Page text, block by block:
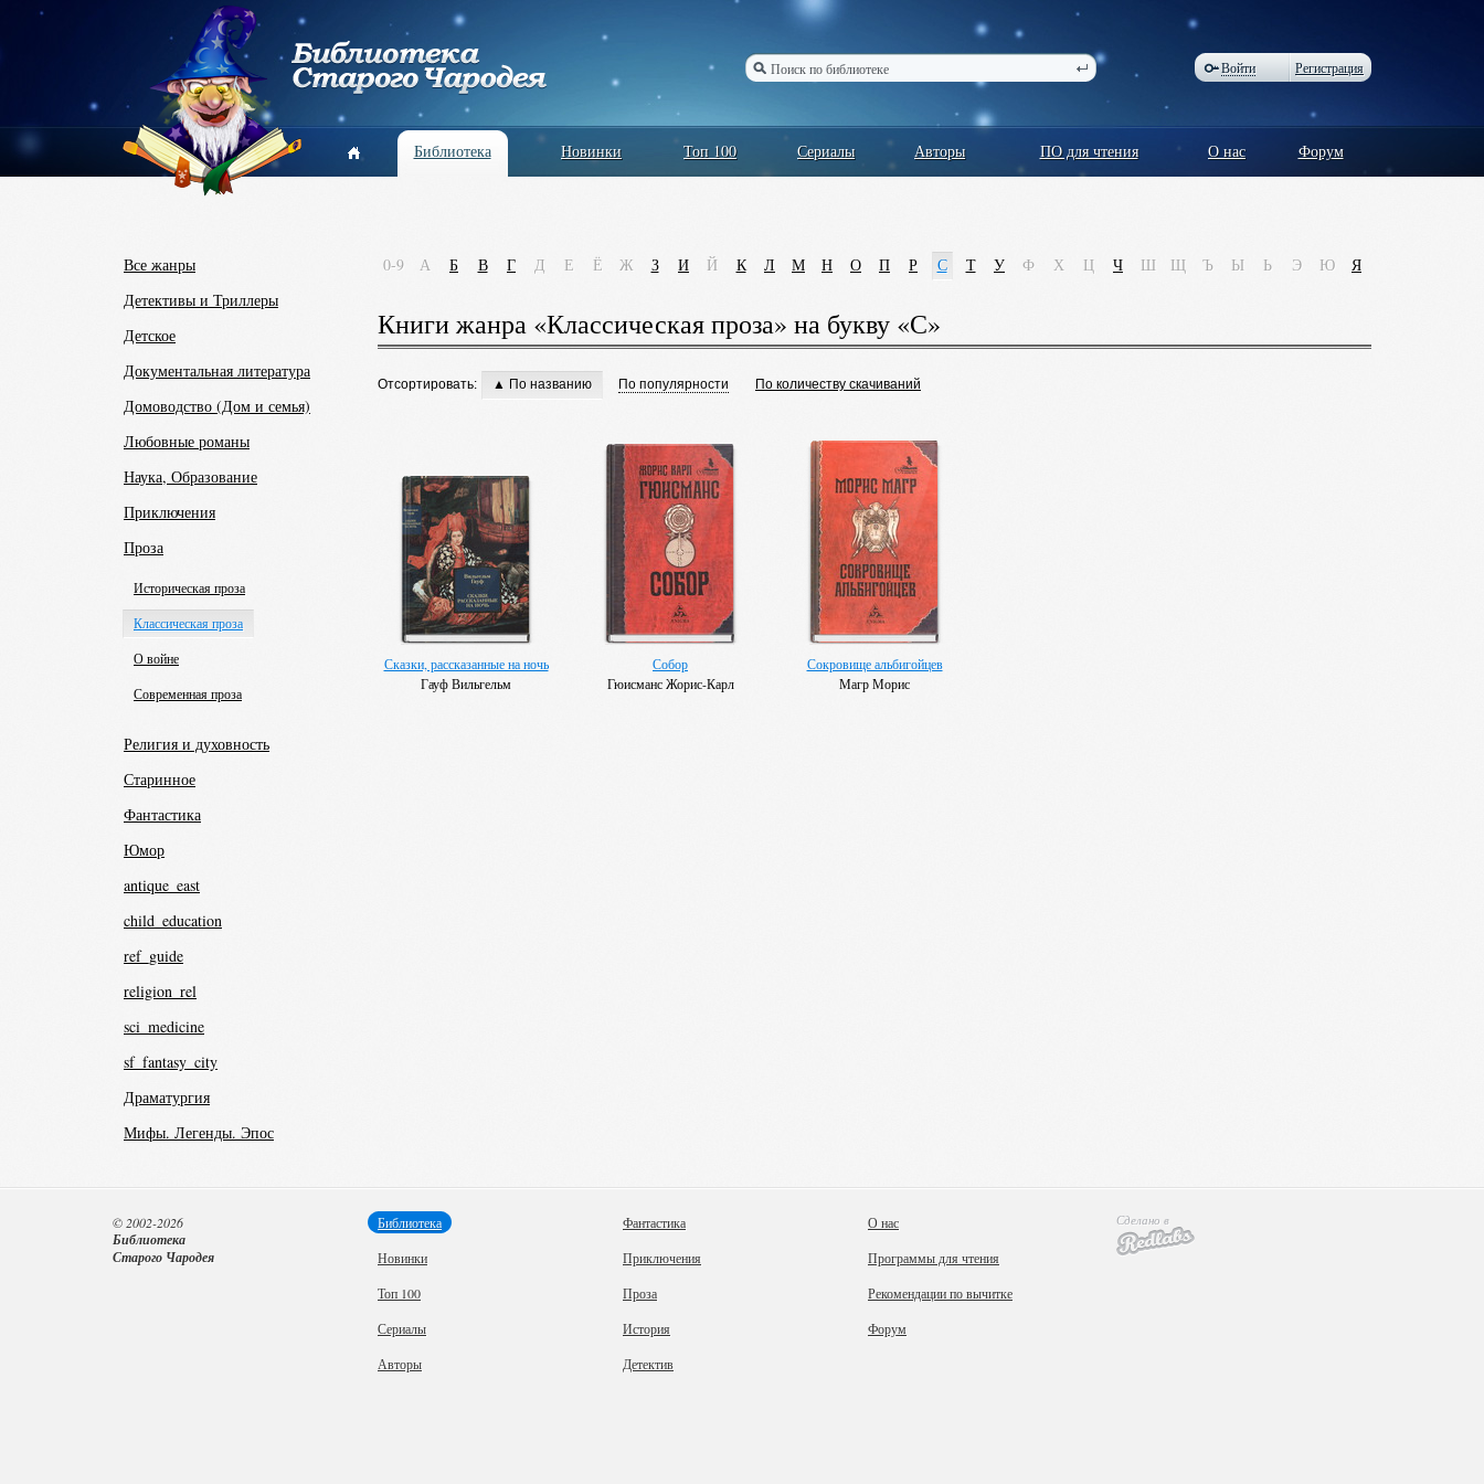
Войти Регистрация
Библиотека Новинки Топ 100 Сериалы Авторы ПО для чтения О нас Форум
Все жанры
Детективы и Триллеры
Детское
Документальная литература
Домоводство (Дом и семья)
Любовные романы
Наука, Образование
Приключения
Проза
Историческая проза
Классическая проза
О войне
Современная проза
Религия и духовность
Старинное
Фантастика
Юмор
antique_east
child_education
ref_guide
religion_rel
sci_medicine
sf_fantasy_city
Драматургия
Мифы. Легенды. Эпос
0-9 А Б В Г Д Е Ё Ж З И Й К Л М Н О П Р С Т У Ф Х Ц Ч Ш Щ Ъ Ы Ь Э Ю Я
Книги жанра «Классическая проза» на букву «С»
Отсортировать: ▲ По названию По популярности По количеству скачиваний
Сказки, рассказанные на ночь
Гауф Вильгельм
Собор
Гюисманс Жорис-Карл
Сокровище альбигойцев
Магр Морис
Библиотека
Новинки
Топ 100
Сериалы
Авторы
Фантастика
Приключения
Проза
История
Детектив
О нас
Программы для чтения
Рекомендации по вычитке
Форум
© 2002-2026
Библиотека
Старого Чародея
Сделано в